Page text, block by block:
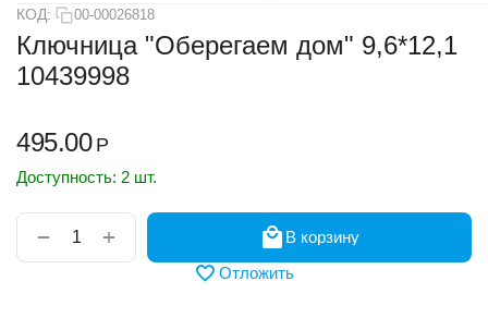
КОД: 00-00026818
Ключница "Оберегаем дом" 9,6*12,1
10439998
495.00 Р
Доступность: 2 шт.
+
−
В корзину
Отложить